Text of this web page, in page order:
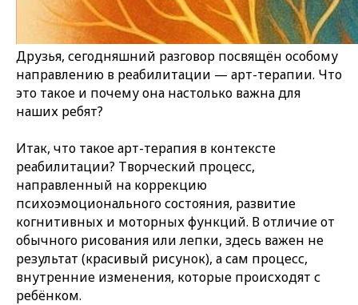
Друзья, сегодняшний разговор посвящён особому
направлению в реабилитации — арт-терапии. Что
это такое и почему она настолько важна для
наших ребят?
Итак, что такое арт-терапия в контексте
реабилитации? Творческий процесс,
направленный на коррекцию
психоэмоционального состояния, развитие
когнитивных и моторных функций. В отличие от
обычного рисования или лепки, здесь важен не
результат (красивый рисунок), а сам процесс,
внутренние изменения, которые происходят с
ребёнком.